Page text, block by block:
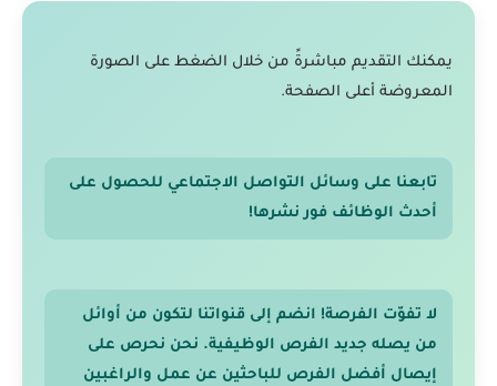
يمكنك التقديم مباشرةً من خلال الضغط على الصورة
المعروضة أعلى الصفحة.
تابعنا على وسائل التواصل الاجتماعي للحصول على
أحدث الوظائف فور نشرها!
لا تفوّت الفرصة! انضم إلى قنواتنا لتكون من أوائل
من يصله جديد الفرص الوظيفية. نحن نحرص على
إيصال أفضل الفرص للباحثين عن عمل والراغبين